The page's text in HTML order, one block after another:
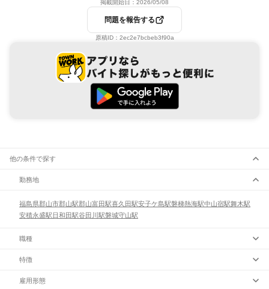
掲載開始日： 2026/05/08
問題を報告する
原稿ID： 2ec2e7bcbeb3f90a
他の条件で探す
勤務地
福島県郡山市郡山駅郡山富田駅喜久田駅安子ケ島駅磐梯熱海駅中山宿駅舞木駅
安積永盛駅 日和田駅谷田川駅磐城守山駅
職種
特徴
雇用形態